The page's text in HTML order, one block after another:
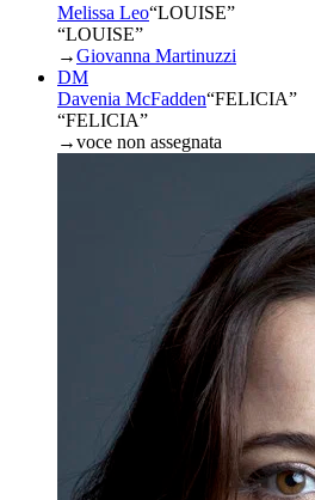
Melissa Leo“LOUISE”
“LOUISE”
→Giovanna Martinuzzi
DM
Davenia McFadden“FELICIA”
“FELICIA”
→voce non assegnata